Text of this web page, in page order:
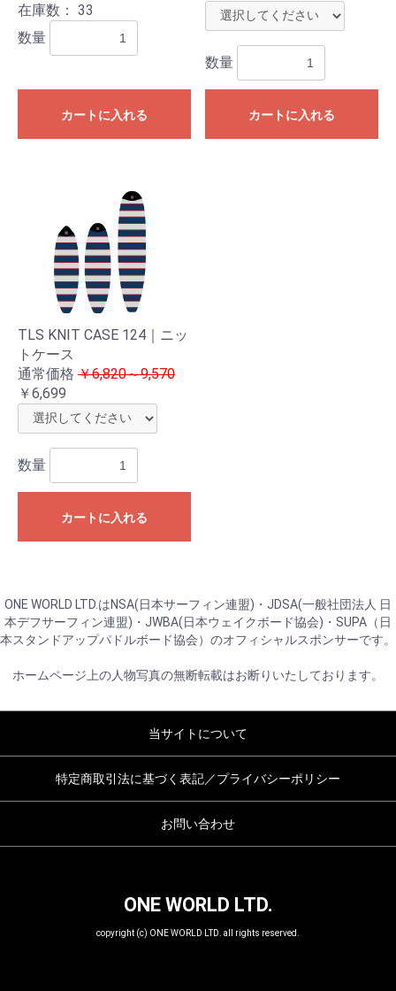
在庫数： 33
数量
カートに入れる
数量
カートに入れる
TLS KNIT CASE 124｜ニッ
トケース
通常価格 ￥6,820～9,570
￥6,699
数量
カートに入れる
ONE WORLD LTD.はNSA(日本サーフィン連盟)・JDSA(一般社団法人 日
本デフサーフィン連盟)・JWBA(日本ウェイクボード協会)・SUPA（日
本スタンドアップパドルボード協会）のオフィシャルスポンサーです。
ホームページ上の人物写真の無断転載はお断りいたしております。
当サイトについて
特定商取引法に基づく表記／プライバシーポリシー
お問い合わせ
ONE WORLD LTD.
copyright (c) ONE WORLD LTD. all rights reserved.